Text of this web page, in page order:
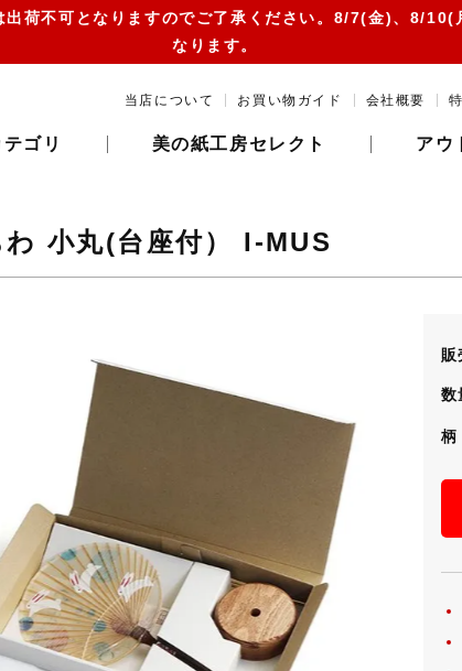
荷不可となりますのでご了承ください。8/7(金)、8/
なります。
当店について お買い物ガイド 会社概要
ゴリ 美の紙工房セレクト アウ
わ 小丸(台座付） I-MUS
数
柄